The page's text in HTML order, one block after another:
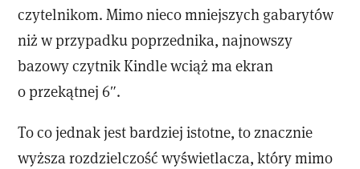
czytelnikom. Mimo nieco mniejszych gabarytów
niż w przypadku poprzednika, najnowszy
bazowy czytnik Kindle wciąż ma ekran
o przekątnej 6″.
To co jednak jest bardziej istotne, to znacznie
wyższa rozdzielczość wyświetlacza, który mimo